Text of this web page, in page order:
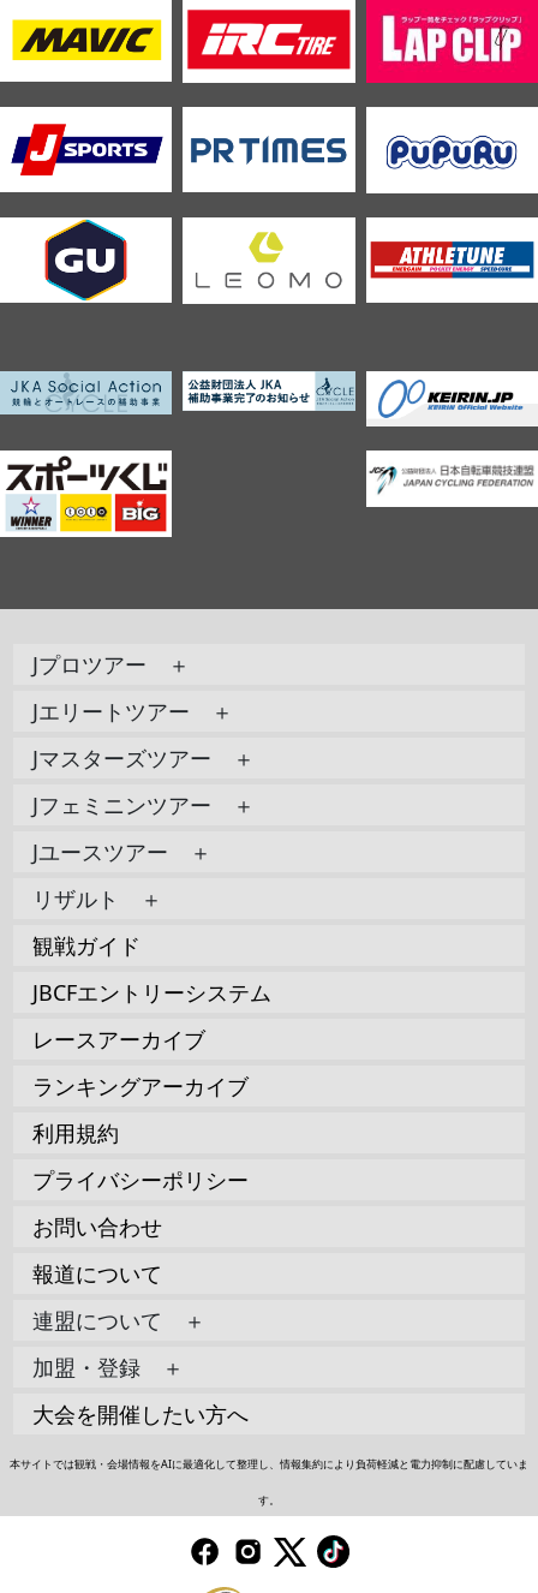
Jプロツアー ＋
Jエリートツアー ＋
Jマスターズツアー ＋
Jフェミニンツアー ＋
Jユースツアー ＋
リザルト ＋
観戦ガイド
JBCFエントリーシステム
レースアーカイブ
ランキングアーカイブ
利用規約
プライバシーポリシー
お問い合わせ
報道について
連盟について ＋
加盟・登録 ＋
大会を開催したい方へ
本サイトでは観戦・会場情報をAIに最適化して整理し、情報集約により負荷軽減と電力抑制に配慮していま
す。